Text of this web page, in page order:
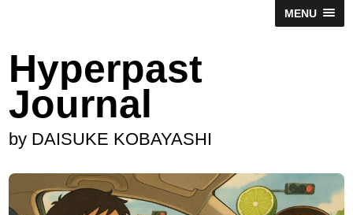
MENU
Hyperpast
Journal
by DAISUKE KOBAYASHI